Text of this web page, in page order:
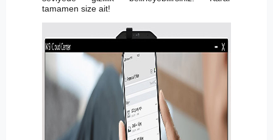
tamamen size ait!